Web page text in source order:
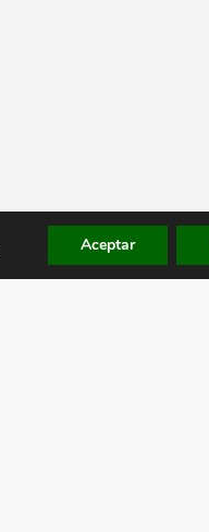
Aceptar